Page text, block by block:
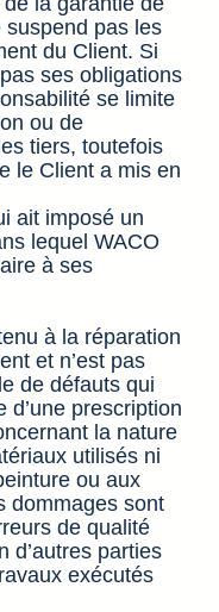
suspend pas les
du Client. Si
ses obligations
se limite
ou de
tiers, toutefois
le Client a mis en
ait imposé un
lequel WACO
à ses
à la réparation
et n’est pas
de défauts qui
d’une prescription
la nature
utilisés ni
ou aux
dommages sont
de qualité
d’autres parties
exécutés